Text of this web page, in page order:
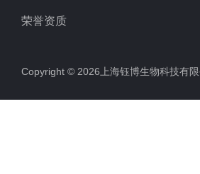
荣誉资质
Copyright © 2026上海钰博生物科技有